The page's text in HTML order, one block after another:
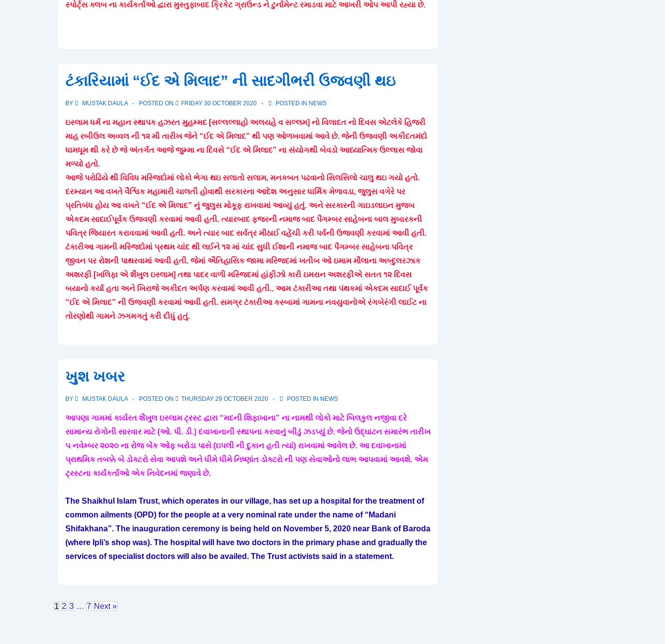
સ્પોર્ટ્સ ક્લબ ના કાર્યકર્તાઓ દ્વારા મુસ્તુફાબાદ ક્રિકેટ ગ્રાઉન્ડ ને ટુર્નામેન્ટ રમાડવા માટે આખરી ઓપ આપી રહ્યા છે.
ટંકારિયામાં “ઈદ એ મિલાદ” ની સાદગીભરી ઉજવણી થઇ
BY MUSTAK DAULA POSTED ON FRIDAY 30 OCTOBER 2020 POSTED IN NEWS
ઇસ્લામ ધર્મ ના મહાન સ્થાપક હઝરત મુહમ્મદ [સલ્લલ્લાહો અલયહે વ સલ્લમ] નો વિલાદત નો દિવસ એટલેકે હિજરી
માહ રબીઉલ અવ્વલ ની ૧૨ મી તારીખ જેને “ઈદ એ મિલાદ” થી પણ ઓળખવામાં આવે છે. જેની ઉજવણી અકીદતમંદો
ધામધૂમ થી કરે છે જે અંતર્ગત આજે જુમ્મા ના દિવસે “ઈદ એ મિલાદ” ના સંયોગથી બેવડો આધ્યાત્મિક ઉલ્લાસ જોવા
મળ્યો હતો.
આજે પરોઢિયે થી વિવિધ મસ્જિદોમાં લોકો ભેગા થઇ સલાતો સલામ, મનકબત પઢવાનો સિલસિલો ચાલુ થઇ ગયો હતો.
દરમ્યાન આ વખતે વૈશ્વિક મહામારી ચાલતી હોવાથી સરકારના આદેશ અનુસાર ધાર્મિક મેળાવડા, જુલુસ વગેરે પર
પ્રતિબંધ હોય આ વખતે “ઈદ એ મિલાદ” નું જુલુસ મોકૂફ રાખવામાં આવ્યું હતું. અને સરકારની ગાઇડલાઇન મુજબ
એકદમ સાદાઈપૂર્વક ઉજવણી કરવામાં આવી હતી. ત્યારબાદ ફજરની નમાજ બાદ પૈગમ્બર સાહેબના બાલ મુબારકની
પવિત્ર જિયારત કરાવવામાં આવી હતી. અને ત્યાર બાદ સર્વત્ર મીઠાઈ વહેંચી કરી પર્વની ઉજવણી કરવામાં આવી હતી.
ટંકારીઆ ગામની મસ્જિદોમાં પ્રથમ ચાંદ થી લઈને ૧૨ માં ચાંદ સુધી ઈશાની નમાજ બાદ પૈગમ્બર સાહેબના પવિત્ર
જીવન પર રોશની પાથરવામાં આવી હતી. જેમાં ઐતિહાસિક જામા મસ્જિદમાં ખતીબ ઓ ઇમામ મૌલાના અબ્દુલરઝાક
અશરફી [ખલિફા એ શૈખુલ ઇસ્લામ] તથા પાદર વાળી મસ્જિદમાં હાંફીઝો કારી ઇમરાન અશરફીએ સતત ૧૨ દિવસ
બયાનો કર્યા હતા અને ખિરાજે અકીદત અર્પણ કરવામાં આવી હતી.. આમ ટંકારીઆ તથા પંથકમાં એકદમ સાદાઈ પૂર્વક
“ઈદ એ મિલાદ” ની ઉજવણી કરવામાં આવી હતી. સમગ્ર ટંકારીઆ કસ્બામાં ગામના નવયુવાનોએ રંગબેરંગી લાઈટ ના
તોરણોથી ગામને ઝગમગતું કરી દીધું હતું.
ખુશ ખબર
BY MUSTAK DAULA POSTED ON THURSDAY 29 OCTOBER 2020 POSTED IN NEWS
આપણા ગામમાં કાર્યરત શૈખુલ ઇસ્લામ ટ્રસ્ટ દ્વારા “મદની શિફાખાના” ના નામથી લોકો માટે બિલકુલ નજીવા દરે
સામાન્ય રોગોની સારવાર માટે (ઓ. પી. ડી.) દવાખાનાની સ્થાપના કરવાનું બીડું ઝડપ્યું છે. જેનો ઉદ્ઘાટન સમારંભ તારીખ
૫ નવેમ્બર ૨૦૨૦ ના રોજ બેંક ઓફ બરોડા પાસે (ઇપલી ની દુકાન હતી ત્યાં) રાખવામાં આવેલ છે. આ દવાખાનામાં
પ્રાથમિક તબક્કે બે ડોક્ટરો સેવા આપશે અને ધીમે ધીમે નિષ્ણાંત ડોક્ટરો ની પણ સેવાઓનો લાભ આપવામાં આવશે. એમ
ટ્રસ્ટના કાર્યકર્તાઓ એક નિવેદનમાં જણાવે છે.
The Shaikhul Islam Trust, which operates in our village, has set up a hospital for the treatment of
common ailments (OPD) for the people at a very nominal rate under the name of “Madani
Shifakhana”. The inauguration ceremony is being held on November 5, 2020 near Bank of Baroda
(where Ipli’s shop was). The hospital will have two doctors in the primary phase and gradually the
services of specialist doctors will also be availed. The Trust activists said in a statement.
1 2 3 … 7 Next »